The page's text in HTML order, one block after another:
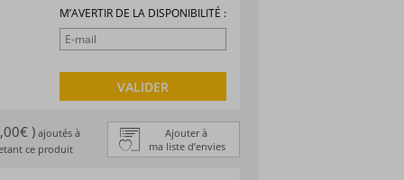
M’AVERTIR DE LA DISPONIBILITÉ :
VALIDER
Ajouter à
ma liste d’envies
)ajoutés à
ce produit